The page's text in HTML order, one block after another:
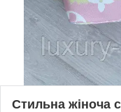
Стильна жіноча